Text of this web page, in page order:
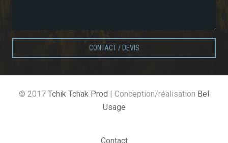
CONTACT / DEVIS
© 2017 Tchik Tchak Prod | Conception/réalisation Bel
Usage
Contact